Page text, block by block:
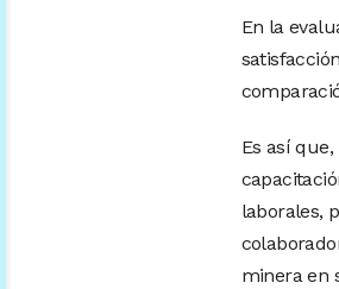
En la
Es así
laborales,
minera en